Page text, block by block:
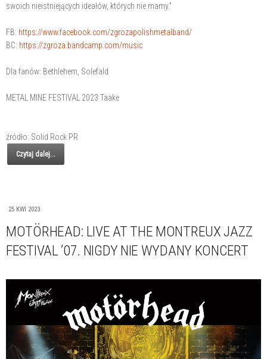
swoich nieistniejących ideałów, których nie mamy.”
FB: https://www.facebook.com/zgrozapolishmetalband/
BC: https://zgroza.bandcamp.com/music
Dla fanów: Bethlehem, Solefald
METAL MINE FESTIVAL 2023 Taake
źródło: Solid Rock PR
Czytaj dalej...
25 KWI 2023
MOTÖRHEAD: LIVE AT THE MONTREUX JAZZ
FESTIVAL ’07. NIGDY NIE WYDANY KONCERT